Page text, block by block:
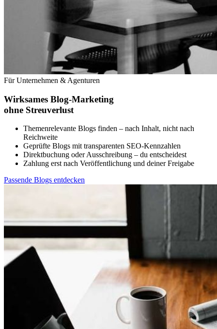
Für Unternehmen & Agenturen
Wirksames Blog-Marketing
ohne Streuverlust
Themenrelevante Blogs finden – nach Inhalt, nicht nach
Reichweite
Geprüfte Blogs mit transparenten SEO-Kennzahlen
Direktbuchung oder Ausschreibung – du entscheidest
Zahlung erst nach Veröffentlichung und deiner Freigabe
Passende Blogs entdecken